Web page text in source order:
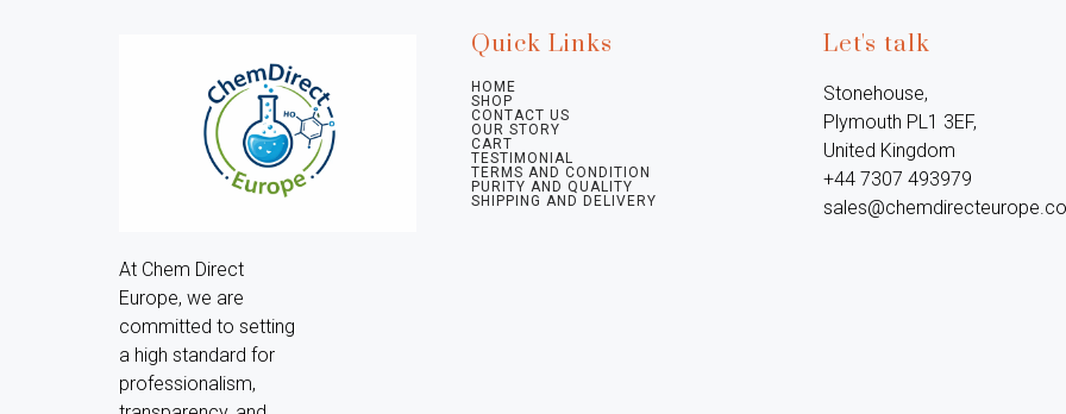
At Chem Direct
Europe, we are
committed to setting
a high standard for
professionalism,
Quick Links
HOME
SHOP
CONTACT US
OUR STORY
CART
TESTIMONIAL
TERMS AND CONDITION
PURITY AND QUALITY
SHIPPING AND DELIVERY
Let's talk
Stonehouse,
Plymouth PL1 3EF,
United Kingdom
+44 7307 493979